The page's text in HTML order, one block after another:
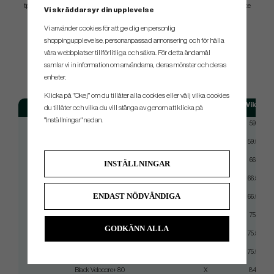
tip profile. Maximum energy transfer from the tip section boosts the clubhead’s performance
Modell Flex Vikt
Black Velocore+ 50 59
59.5
Black Velocore+ 60 66
Black Velocore+ 60 X 66.5
Black Velocore+ 60 66.5
Black Velocore+ 70 Stiff 75
Black Velocore+ 70 75.5
75.5
Black Velocore+ 80 X 84
Vi skräddarsyr din upplevelse
Vi använder cookies för att ge dig en personlig
shoppingupplevelse, personanpassad annonsering och för hålla
våra webbplatser tillförlitliga och säkra. För detta ändamål
samlar vi in information om användarna, deras mönster och deras
enheter.
Klicka på "Okej" om du tillåter alla cookies eller välj vilka cookies
du tillåter och vilka du vill stänga av genom att klicka på
"Inställningar" nedan.
INSTÄLLNINGAR
ENDAST NÖDVÄNDIGA
GODKÄNN ALLA